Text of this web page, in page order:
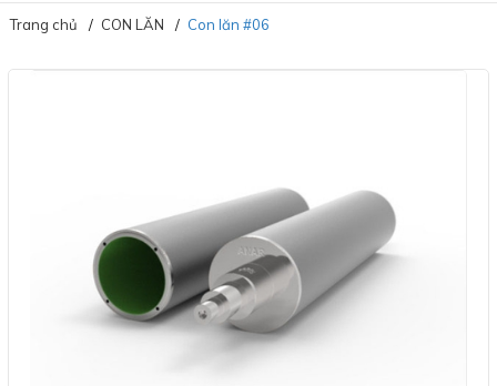
Trang chủ CON LĂN Con lăn #06